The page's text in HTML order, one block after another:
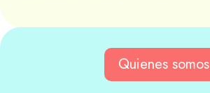
Quienes somos